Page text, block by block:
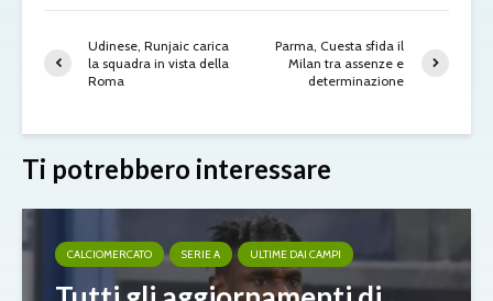
Udinese, Runjaic carica
la squadra in vista della
Roma
Parma, Cuesta sfida il
Milan tra assenze e
determinazione
Ti potrebbero interessare
CALCIOMERCATO SERIE A ULTIME DAI CAMPI